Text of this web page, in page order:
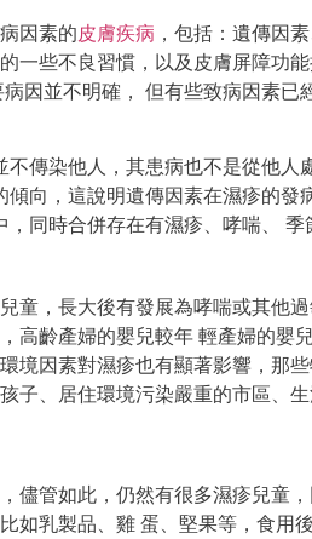
因素的皮膚疾病 ，包括：遺傳因
一些不良習慣，以及皮膚屏障功
因並不明確， 但有些致病因素已
傳染他人，其患病也不是從他人
傾向，這說明遺傳因素在濕疹的發
，同時合併存在有濕疹、哮喘、 季
童，長大後有發展為哮喘或其他
高齡產婦的嬰兒較年 輕產婦的嬰
境因素對濕疹也有顯著影響，那
子、居住環境污染嚴重的市區、
儘管如此，仍然有很多濕疹兒童
如乳製品、雞 蛋、堅果等，食用